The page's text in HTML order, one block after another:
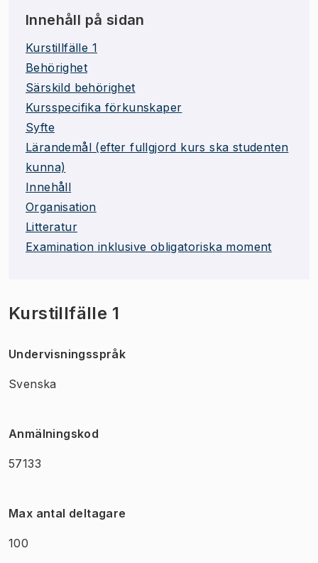
Innehåll på sidan
Kurstillfälle 1
Behörighet
Särskild behörighet
Kursspecifika förkunskaper
Syfte
Lärandemål (efter fullgjord kurs ska studenten
kunna)
Innehåll
Organisation
Litteratur
Examination inklusive obligatoriska moment
Kurstillfälle 1
Undervisningsspråk
Svenska
Anmälningskod
57133
Max antal deltagare
100